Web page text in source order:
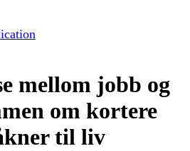
mellom jobb og
om kortere
til liv